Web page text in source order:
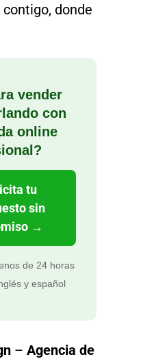
donde
vender
con
online
tu
sin
→
de 24 horas
y español
– Agencia de